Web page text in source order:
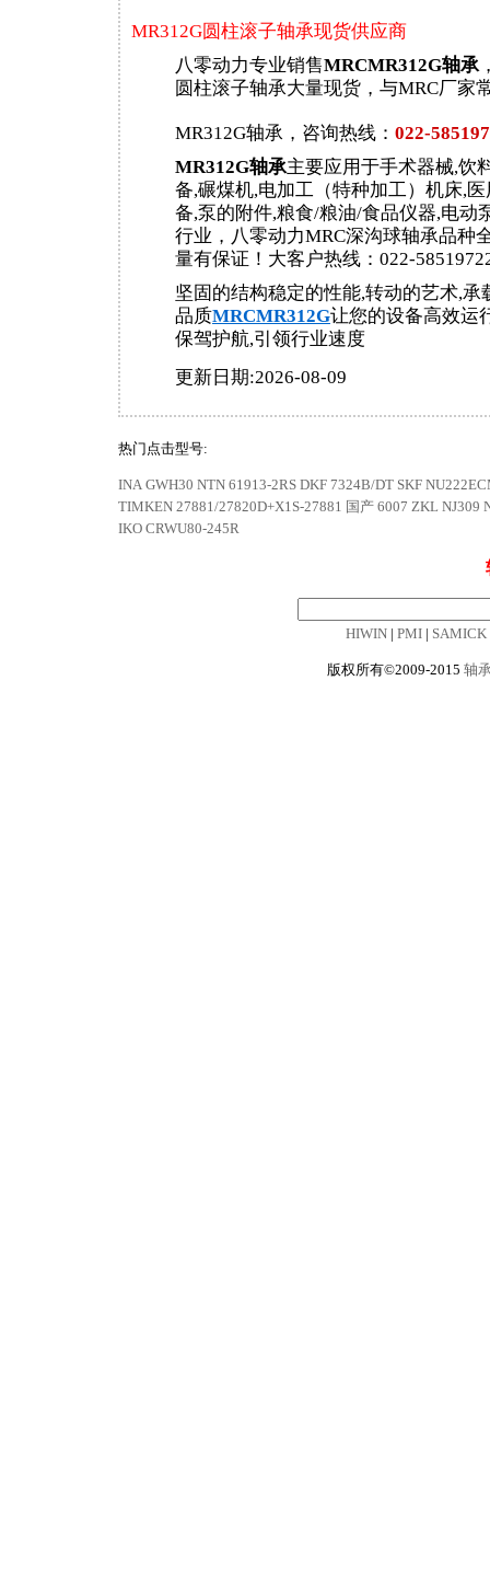
MR312G圆柱滚子轴承现货供应商
八零动力专业销售MRCMR312G轴承
圆柱滚子轴承大量现货，与MRC厂家
MR312G轴承，咨询热线： 022-
MR312G轴承主要应用于手术器械,饮
备,碾煤机,电加工（特种加工）机床,
备,泵的附件,粮食/粮油/食品仪器,电动
行业，八零动力MRC深沟球轴承品种
量有保证！大客户热线：022-
坚固的结构稳定的性能,转动的艺术,承
品质MRCMR312G让您的设备高效运
保驾护航,引领行业速度
更新日期:2026-08-09
热门点击型号:
INA GWH30 NTN 61913-2RS DKF 7324B/DT SKF
TIMKEN 27881/27820D+X1S-27881 国产 6007 ZKL NJ309
IKO CRWU80-245R
HIWIN| PMI| SAMICK
版权所有©2009-2015 轴